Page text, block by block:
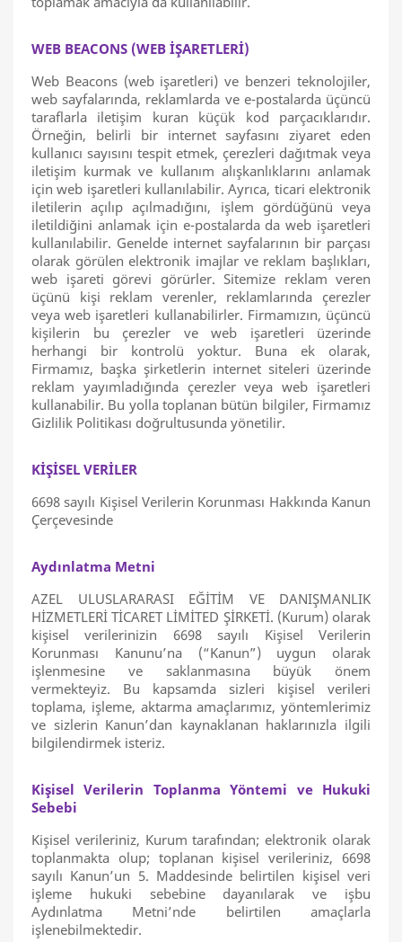
WEB BEACONS (WEB İŞARETLERİ)
Web Beacons (web işaretleri) ve benzeri teknolojiler,
web sayfalarında, reklamlarda ve e-postalarda üçüncü
taraflarla iletişim kuran küçük kod parçacıklarıdır.
Örneğin, belirli bir internet sayfasını ziyaret eden
kullanıcı sayısını tespit etmek, çerezleri dağıtmak veya
iletişim kurmak ve kullanım alışkanlıklarını anlamak
için web işaretleri kullanılabilir. Ayrıca, ticari elektronik
iletilerin açılıp açılmadığını, işlem gördüğünü veya
iletildiğini anlamak için e-postalarda da web işaretleri
kullanılabilir. Genelde internet sayfalarının bir parçası
olarak görülen elektronik imajlar ve reklam başlıkları,
web işareti görevi görürler. Sitemize reklam veren
üçünü kişi reklam verenler, reklamlarında çerezler
veya web işaretleri kullanabilirler. Firmamızın, üçüncü
kişilerin bu çerezler ve web işaretleri üzerinde
herhangi bir kontrolü yoktur. Buna ek olarak,
Firmamız, başka şirketlerin internet siteleri üzerinde
reklam yayımladığında çerezler veya web işaretleri
kullanabilir. Bu yolla toplanan bütün bilgiler, Firmamız
Gizlilik Politikası doğrultusunda yönetilir.
KİŞİSEL VERİLER
6698 sayılı Kişisel Verilerin Korunması Hakkında Kanun
Çerçevesinde
Aydınlatma Metni
AZEL ULUSLARARASI EĞİTİM VE DANIŞMANLIK
HİZMETLERİ TİCARET LİMİTED ŞİRKETİ. (Kurum) olarak
kişisel verilerinizin 6698 sayılı Kişisel Verilerin
Korunması Kanunu’na (“Kanun”) uygun olarak
işlenmesine ve saklanmasına büyük önem
vermekteyiz. Bu kapsamda sizleri kişisel verileri
toplama, işleme, aktarma amaçlarımız, yöntemlerimiz
ve sizlerin Kanun’dan kaynaklanan haklarınızla ilgili
bilgilendirmek isteriz.
Kişisel Verilerin Toplanma Yöntemi ve Hukuki
Sebebi
Kişisel verileriniz, Kurum tarafından; elektronik olarak
toplanmakta olup; toplanan kişisel verileriniz, 6698
sayılı Kanun’un 5. Maddesinde belirtilen kişisel veri
işleme hukuki sebebine dayanılarak ve işbu
Aydınlatma Metni’nde belirtilen amaçlarla
işlenebilmektedir.